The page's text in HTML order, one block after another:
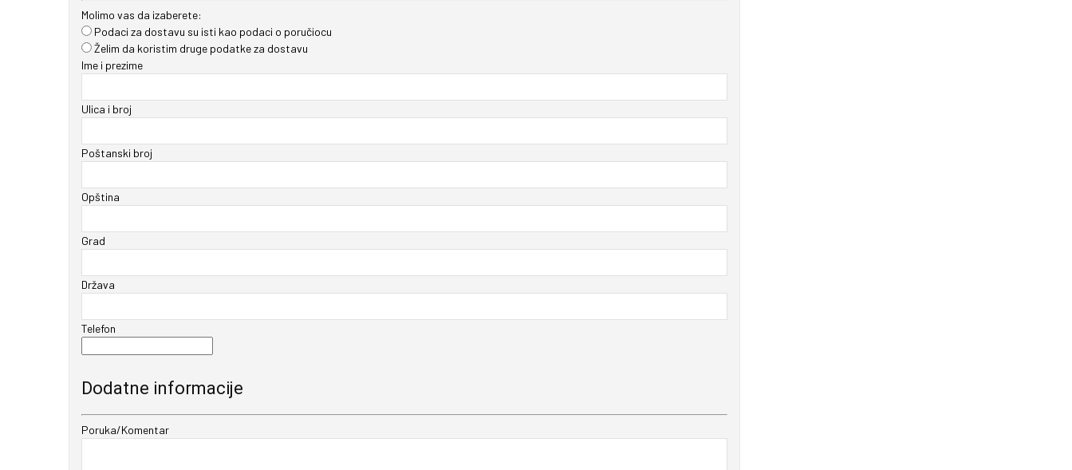
Molimo vas da izaberete:
Podaci za dostavu su isti kao podaci o poručiocu
Želim da koristim druge podatke za dostavu
Ime i prezime
Ulica i broj
Poštanski broj
Opština
Grad
Država
Telefon
Dodatne informacije
Poruka/Komentar